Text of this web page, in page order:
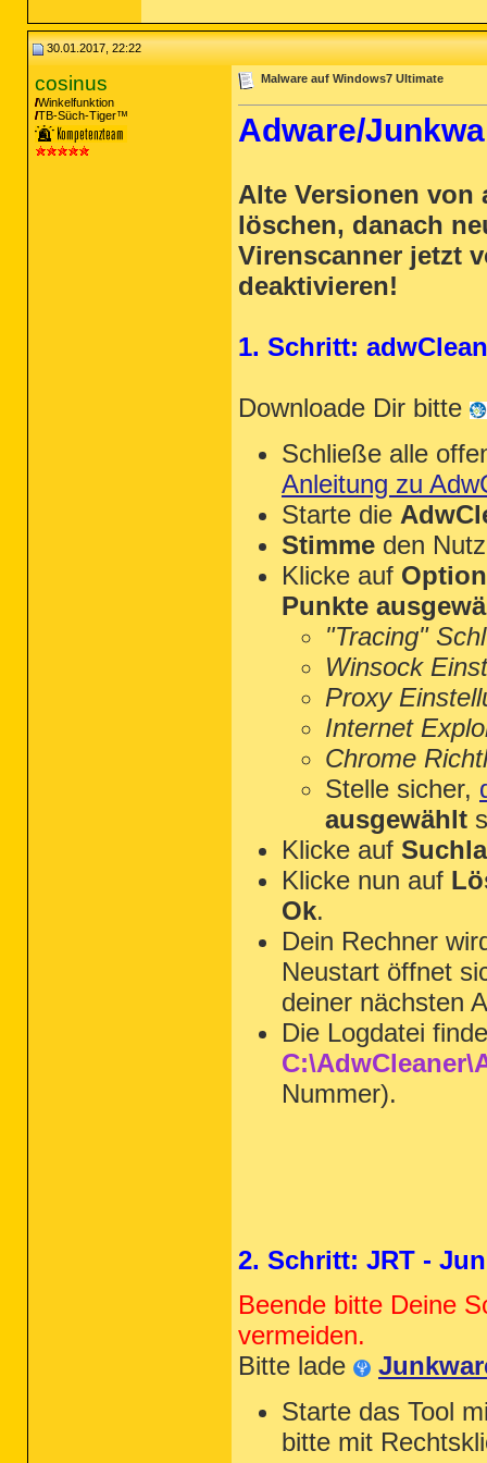
Files Detected: 0
(No malicious items detected)
Physical Sectors Detected: 0
(No malicious items detected)
30.01.2017, 22:22
cosinus
Winkelfunktion
TB-Süch-Tiger™
Malware auf Windows7 Ultimate
Adware/
Alte Versionen von
löschen, danach
Virenscanner jetzt
deaktivieren!
1. Schritt:
Downloade Dir bitte
Schließe alle
Anleitung zu
Starte die
Stimme den
Klicke auf
Punkte
"Tracing"
Winsock
Proxy
Internet
Chrome
Stelle sicher,
ausgewählt
Klicke auf
Klicke nun auf
Ok.
Dein Rechner
Neustart öffnet
deiner nächsten
Die Logdatei
Nummer).
2. Schritt: JRT -
Beende bitte Deine
vermeiden.
Bitte lade
Starte das Tool
bitte mit